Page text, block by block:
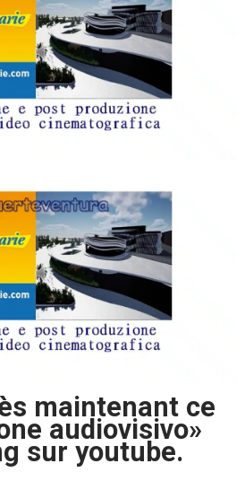
maintenant ce
audiovisivo»
sur youtube.